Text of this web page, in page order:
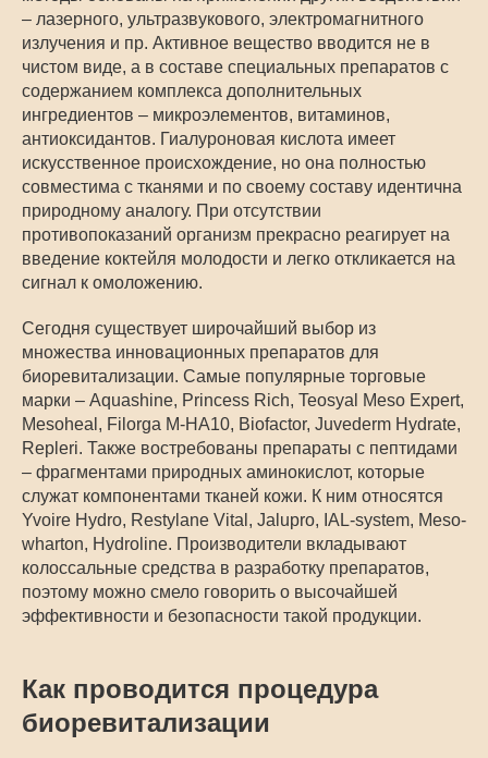
– лазерного, ультразвукового, электромагнитного
излучения и пр. Активное вещество вводится не в
чистом виде, а в составе специальных препаратов с
содержанием комплекса дополнительных
ингредиентов – микроэлементов, витаминов,
антиоксидантов. Гиалуроновая кислота имеет
искусственное происхождение, но она полностью
совместима с тканями и по своему составу идентична
природному аналогу. При отсутствии
противопоказаний организм прекрасно реагирует на
введение коктейля молодости и легко откликается на
сигнал к омоложению.
Сегодня существует широчайший выбор из
множества инновационных препаратов для
биоревитализации. Самые популярные торговые
марки – Aquashine, Princess Rich, Teosyal Meso Expert,
Mesoheal, Filorga M-HA10, Biofactor, Juvederm Hydrate,
Repleri. Также востребованы препараты с пептидами
– фрагментами природных аминокислот, которые
служат компонентами тканей кожи. К ним относятся
Yvoire Hydro, Restylane Vital, Jalupro, IAL-system, Meso-
wharton, Hydroline. Производители вкладывают
колоссальные средства в разработку препаратов,
поэтому можно смело говорить о высочайшей
эффективности и безопасности такой продукции.
Как проводится процедура
биоревитализации